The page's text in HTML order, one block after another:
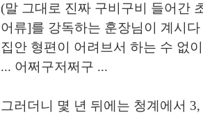
(말 그대로 진짜 구비구비 들어간
어류]를 강독하는 훈장님이 계시
집안 형편이 어려브서 하는 수 없
... 어쩌구저쩌구 ...
그러더니 몇 년 뒤에는 청계에서